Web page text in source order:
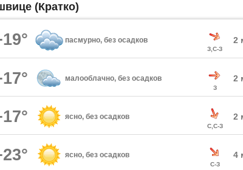
(Кратко)
пасмурно, без осадков
З,С-З
2
малооблачно, без осадков
З
2
ясно, без осадков
С,С-З
2
ясно, без осадков
С-З
4